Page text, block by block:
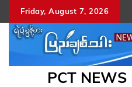
to
content
Friday, August 7, 2026
PCT NEWS